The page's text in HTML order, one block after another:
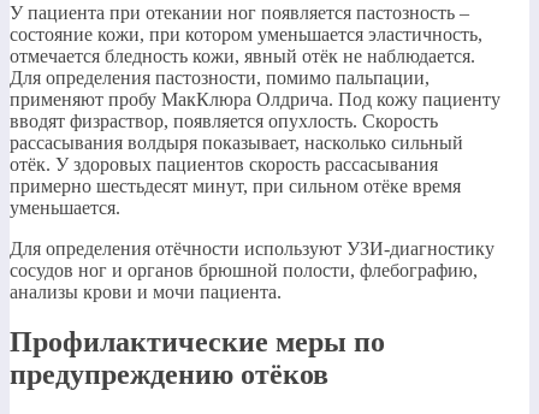
У пациента при отекании ног появляется пастозность –
состояние кожи, при котором уменьшается эластичность,
отмечается бледность кожи, явный отёк не наблюдается.
Для определения пастозности, помимо пальпации,
применяют пробу МакКлюра Олдрича. Под кожу пациенту
вводят физраствор, появляется опухлость. Скорость
рассасывания волдыря показывает, насколько сильный
отёк. У здоровых пациентов скорость рассасывания
примерно шестьдесят минут, при сильном отёке время
уменьшается.
Для определения отёчности используют УЗИ-диагностику
сосудов ног и органов брюшной полости, флебографию,
анализы крови и мочи пациента.
Профилактические меры по
предупреждению отёков